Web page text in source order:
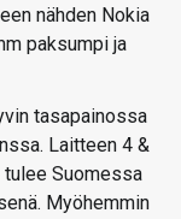
nähden Nokia
paksumpi ja
tasapainossa
Laitteen 4 &
Suomessa
Myöhemmin